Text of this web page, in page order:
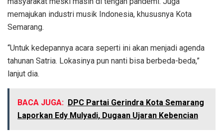
memajukan industri musik Indonesia, khususnya Kota
Semarang.
“Untuk kedepannya acara seperti ini akan menjadi agenda
tahunan Satria. Lokasinya pun nanti bisa berbeda-beda,”
lanjut dia.
BACA JUGA: DPC Partai Gerindra Kota Semarang
Laporkan Edy Mulyadi, Dugaan Ujaran Kebencian